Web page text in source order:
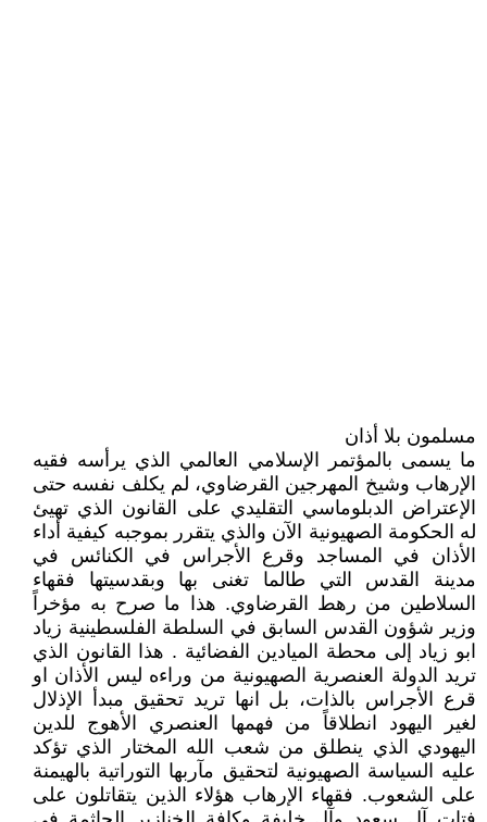
مسلمون بلا أذان
ما يسمى بالمؤتمر الإسلامي العالمي الذي يرأسه فقيه
الإرهاب وشيخ المهرجين القرضاوي، لم يكلف نفسه حتى
الإعتراض الدبلوماسي التقليدي على القانون الذي تهيئ
له الحكومة الصهيونية الآن والذي يتقرر بموجبه كيفية أداء
الأذان في المساجد وقرع الأجراس في الكنائس في
مدينة القدس التي طالما تغنى بها وبقدسيتها فقهاء
السلاطين من رهط القرضاوي. هذا ما صرح به مؤخراً
وزير شؤون القدس السابق في السلطة الفلسطينية زياد
ابو زياد إلى محطة الميادين الفضائية . هذا القانون الذي
تريد الدولة العنصرية الصهيونية من وراءه ليس الأذان او
قرع الأجراس بالذات، بل انها تريد تحقيق مبدأ الإذلال
لغير اليهود انطلاقاً من فهمها العنصري الأهوج للدين
اليهودي الذي ينطلق من شعب الله المختار الذي تؤكد
عليه السياسة الصهيونية لتحقيق مآربها التوراتية بالهيمنة
على الشعوب. فقهاء الإرهاب هؤلاء الذين يتقاتلون على